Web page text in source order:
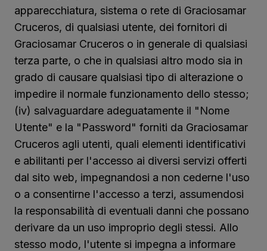
apparecchiatura, sistema o rete di Graciosamar
Cruceros, di qualsiasi utente, dei fornitori di
Graciosamar Cruceros o in generale di qualsiasi
terza parte, o che in qualsiasi altro modo sia in
grado di causare qualsiasi tipo di alterazione o
impedire il normale funzionamento dello stesso;
(iv) salvaguardare adeguatamente il "Nome
Utente" e la "Password" forniti da Graciosamar
Cruceros agli utenti, quali elementi identificativi
e abilitanti per l'accesso ai diversi servizi offerti
dal sito web, impegnandosi a non cederne l'uso
o a consentirne l'accesso a terzi, assumendosi
la responsabilità di eventuali danni che possano
derivare da un uso improprio degli stessi. Allo
stesso modo, l'utente si impegna a informare